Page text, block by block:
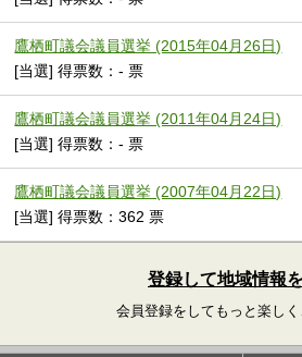
鷹栖町議会議員選挙 (2015年04月26日)
[当選] 得票数：- 票
鷹栖町議会議員選挙 (2011年04月24日)
[当選] 得票数：- 票
鷹栖町議会議員選挙 (2007年04月22日)
[当選] 得票数：362 票
登録して地域情報
会員登録をしてもっと楽しく